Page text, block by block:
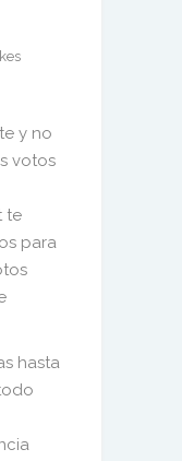
y no
votos
te
para
hasta